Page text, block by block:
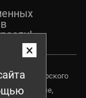
×
авторского
копирование,